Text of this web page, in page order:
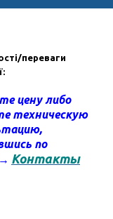
переваги
ценулибо
техническую
,
по
Контакты